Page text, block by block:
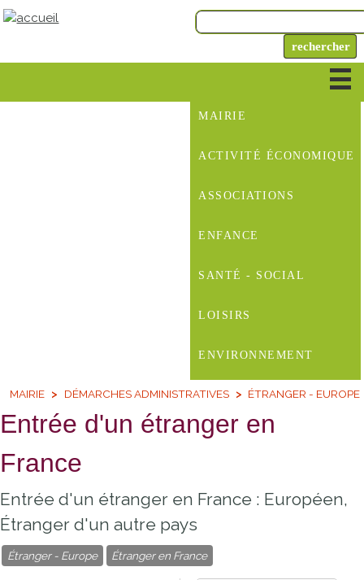
MAIRIE
ACTIVITÉ ÉCONOMIQUE
ASSOCIATIONS
ENFANCE
SANTÉ - SOCIAL
LOISIRS
ENVIRONNEMENT
MAIRIE DÉMARCHES ADMINISTRATIVES ÉTRANGER - EUROPE
Entrée d'un étranger en
France
Entrée d'un étranger en France : Européen,
Étranger d'un autre pays
Étranger - Europe Étranger en France